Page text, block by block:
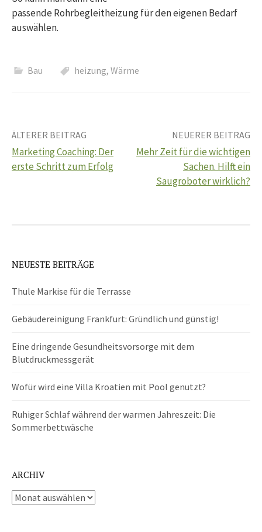
passende Rohrbegleitheizung für den eigenen Bedarf
auswählen.
Bau heizung, Wärme
Beitrags-
Navigation
ÄLTERER BEITRAG
Marketing Coaching: Der
erste Schritt zum Erfolg
NEUERER BEITRAG
Mehr Zeit für die wichtigen
Sachen. Hilft ein
Saugroboter wirklich?
NEUESTE BEITRÄGE
Thule Markise für die Terrasse
Gebäudereinigung Frankfurt: Gründlich und günstig!
Eine dringende Gesundheitsvorsorge mit dem
Blutdruckmessgerät
Wofür wird eine Villa Kroatien mit Pool genutzt?
Ruhiger Schlaf während der warmen Jahreszeit: Die
Sommerbettwäsche
ARCHIV
Archiv